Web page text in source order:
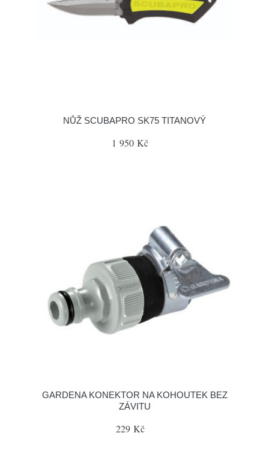
NŮŽ SCUBAPRO SK75 TITANOVÝ
1 950 Kč
GARDENA KONEKTOR NA KOHOUTEK BEZ
ZÁVITU
229 Kč